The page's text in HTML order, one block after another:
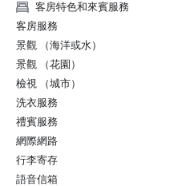
2022 Travel+Leisure: The 5
2022 THE MANUAL: Best
2022 Forbes: Best Hotel
2022 Local Getaways: Best
Francisco
2022 Historic Hotels of
400 Guestrooms) Nominee
2022 Historic Hotels of
Hotel Nominee Finalist
2021 SF Weekly Reader Poll
客房特色和來賓服務
客房服務
景觀 （海洋或水）
景觀 （花園）
檢視 （城市）
洗衣服務
禮賓服務
網際網路
行李寄存
語音信箱